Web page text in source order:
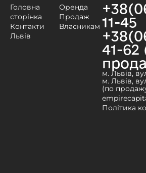
Головна
сторінка
Контакти
Львів
Оренда
Продаж
Власникам 11-45
41-62
м. Львів,
м. Львів,
(по
Політика